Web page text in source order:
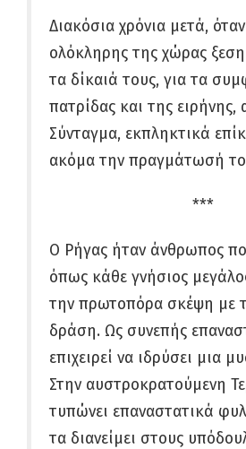
Διακόσια χρόνια μετά,
ολόκληρης της χώρας
τα δίκαιά τους, για τα
πατρίδας και της ειρήνης,
Σύνταγμα, εκπληκτικά
ακόμα την πραγμάτωσή
***
Ο Ρήγας ήταν άνθρωπος
όπως κάθε γνήσιος
την πρωτοπόρα σκέψη με
δράση. Ως συνεπής
επιχειρεί να ιδρύσει μια
Στην αυστροκρατούμενη
τυπώνει επαναστατικά
τα διανείμει στους